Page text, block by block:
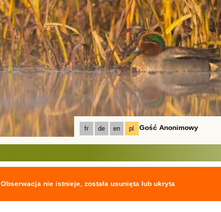
fr de en pl Gość Anonimowy
Obserwacja nie istnieje, została usunięta lub ukryta